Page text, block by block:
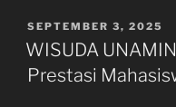
POSTED
ON
SEPTEMBER 3, 2025
WISUDA
Prestasi